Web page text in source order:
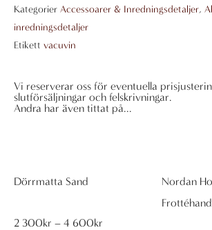
mängd
Kategorier Accessoarer & Inredningsdetaljer,
inredningsdetaljer
Etikett vacuvin
Vi reserverar oss för eventuella
slutförsäljningar och felskrivningar.
Andra har även tittat på...
Dörrmatta Sand
2 300kr – 4 600kr
Nordan